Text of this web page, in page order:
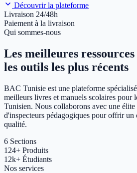
Découvrir la plateforme
Livraison 24/48h
Paiement à la livraison
Qui sommes-nous
Les meilleures
les outils les plus récents
BAC Tunisie est une plateforme
meilleurs livres et manuels scolaires pour
Tunisien. Nous collaborons avec une élite
d'inspecteurs pédagogiques pour offrir un
qualité.
6 Sections
124+ Produits
12k+ Étudiants
Nos services